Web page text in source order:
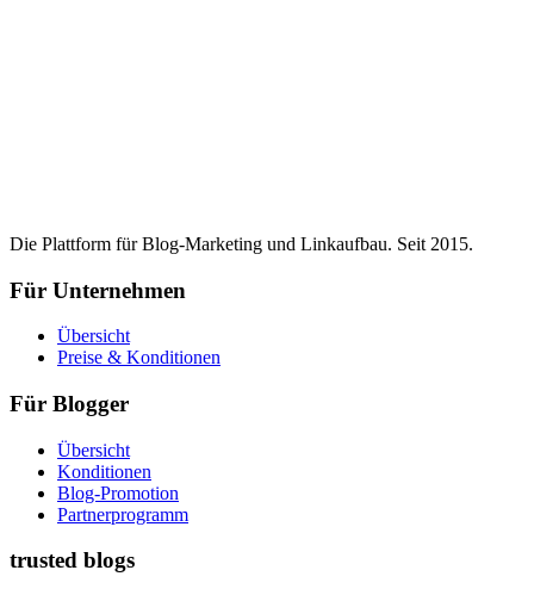
Die Plattform für Blog-Marketing und Linkaufbau. Seit 2015.
Für Unternehmen
Übersicht
Preise & Konditionen
Für Blogger
Übersicht
Konditionen
Blog-Promotion
Partnerprogramm
trusted blogs